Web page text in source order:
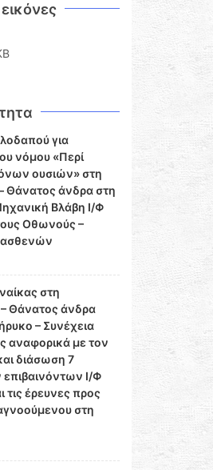
για
νόμου «Περί
ουσιών» στη
Θάνατος άνδρα στη
Βλάβη Ι/Φ
Οθωνούς –
ασθενών
στη
Θάνατος άνδρα
– Συνέχεια
αναφορικά με τον
διάσωση 7
Ι/Φ
τις έρευνες προς
στη